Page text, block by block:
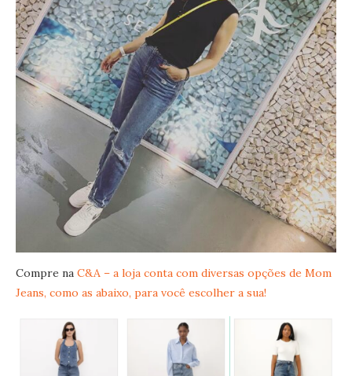
Compre na C&A – a loja conta com diversas opções de Mom
Jeans, como as abaixo, para você escolher a sua!